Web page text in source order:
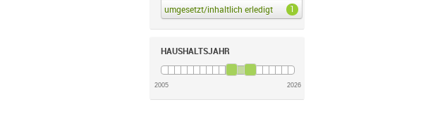
umgesetzt/inhaltlich erledigt 1
umgesetzt/inhaltlich erledigt Filter anwenden
HAUSHALTSJAHR
2005 2026